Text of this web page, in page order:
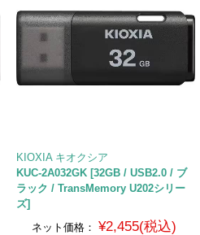
KIOXIA キオクシア
KUC-2A032GK [32GB / USB2.0 / ブ
ラック / TransMemory U202シリー
ズ]
ネット価格： ¥2,455(税込)